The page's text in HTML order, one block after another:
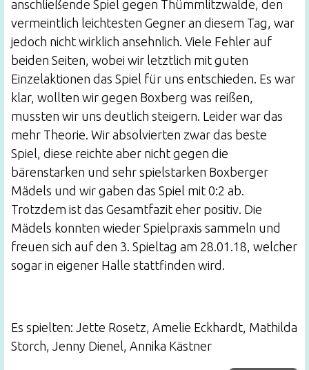
anschließende Spiel gegen Thümmlitzwalde, den
vermeintlich leichtesten Gegner an diesem Tag, war
jedoch nicht wirklich ansehnlich. Viele Fehler auf
beiden Seiten, wobei wir letztlich mit guten
Einzelaktionen das Spiel für uns entschieden. Es war
klar, wollten wir gegen Boxberg was reißen,
mussten wir uns deutlich steigern. Leider war das
mehr Theorie. Wir absolvierten zwar das beste
Spiel, diese reichte aber nicht gegen die
bärenstarken und sehr spielstarken Boxberger
Mädels und wir gaben das Spiel mit 0:2 ab.
Trotzdem ist das Gesamtfazit eher positiv. Die
Mädels konnten wieder Spielpraxis sammeln und
freuen sich auf den 3. Spieltag am 28.01.18, welcher
sogar in eigener Halle stattfinden wird.
Es spielten: Jette Rosetz, Amelie Eckhardt, Mathilda
Storch, Jenny Dienel, Annika Kästner